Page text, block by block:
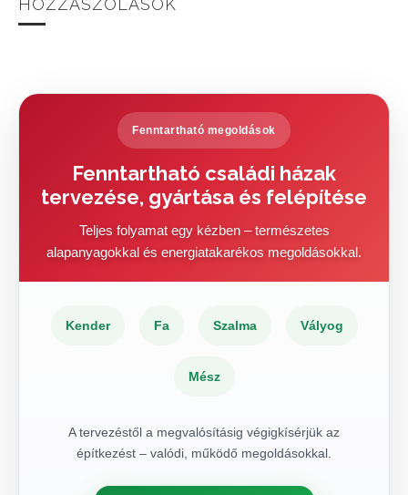
Fenntartható megoldások
Fenntartható családi házak
tervezése, gyártása és felépítése
Teljes folyamat egy kézben – természetes
alapanyagokkal és energiatakarékos megoldásokkal.
Kender Fa Szalma Vályog
Mész
A tervezéstől a megvalósításig végigkísérjük az
építkezést – valódi, működő megoldásokkal.